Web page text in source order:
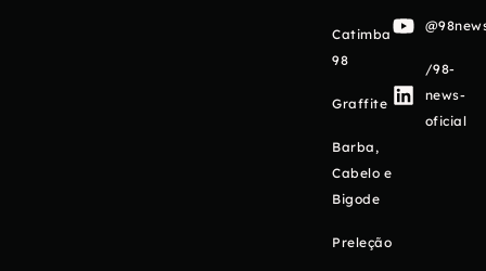
Catimba
98
Graffite
Barba,
Cabelo e
Bigode
Preleção
/98-
news-
oficial